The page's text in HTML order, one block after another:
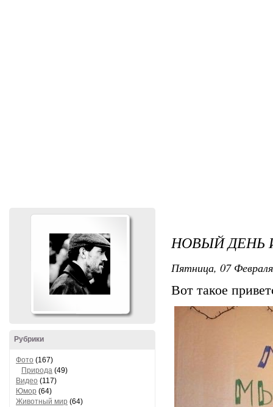
Рубрики
Фото (167)
Природа (49)
Видео (117)
Юмор (64)
Животный мир (64)
НОВЫЙ ДЕНЬ
Пятница, 07
Вот такое